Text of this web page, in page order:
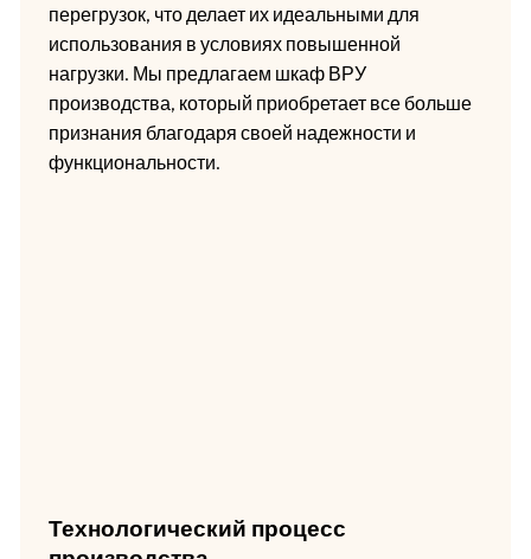
перегрузок, что делает их идеальными для
использования в условиях повышенной
нагрузки. Мы предлагаем шкаф ВРУ
производства, который приобретает все больше
признания благодаря своей надежности и
функциональности.
Технологический процесс